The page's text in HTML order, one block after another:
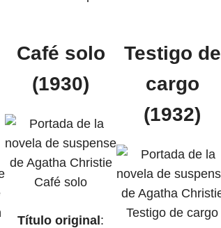
Café solo
(1930)
Título original :
Testigo de
cargo
(1932)